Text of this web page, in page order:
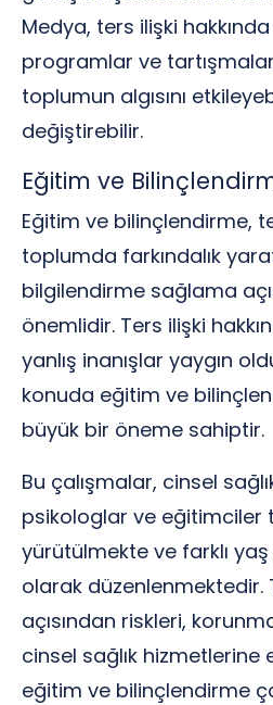
Medya, ters ilişki
programlar ve tartışmalar
toplumun algısını
değiştirebilir.
Eğitim ve
Eğitim ve bilinçlendirme,
toplumda farkındalık
bilgilendirme sağlama
önemlidir. Ters ilişki
yanlış inanışlar yaygın
konuda eğitim ve
büyük bir öneme sahiptir.
Bu çalışmalar, cinsel
psikologlar ve eğitimciler
yürütülmekte ve farklı
olarak düzenlenmektedir.
açısından riskleri,
cinsel sağlık hizmetlerine
eğitim ve bilinçlendirme